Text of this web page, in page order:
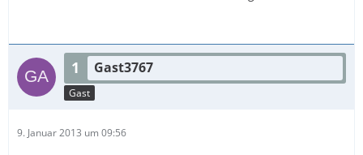
1 Gast3767
Gast
9. Januar 2013 um 09:56